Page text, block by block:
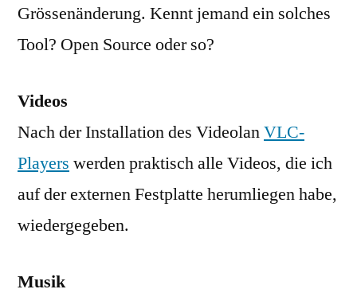
Grössenänderung. Kennt jemand ein solches
Tool? Open Source oder so?
Videos
Nach der Installation des VideolanVLC-
Players werden praktisch alle Videos, die ich
auf der externen Festplatte herumliegen habe,
wiedergegeben.
Musik